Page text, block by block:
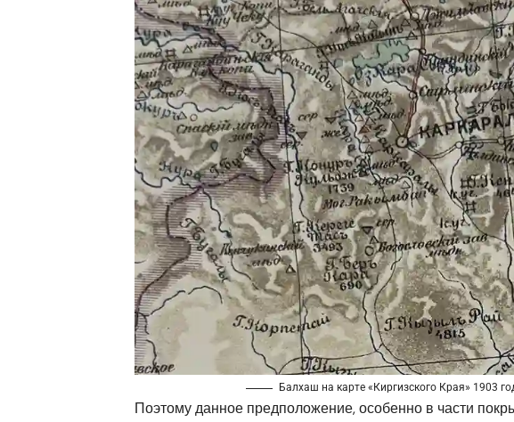
Балхаш на карте «Киргизского Края» 1903
Поэтому данное предположение, особенно в части